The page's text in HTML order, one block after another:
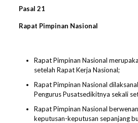
Pasal 21
Rapat Pimpinan Nasional
Rapat Pimpinan Nasional
setelah Rapat Kerja Nasional;
Rapat Pimpinan Nasional
Pengurus Pusatsedikitnya sekali
Rapat Pimpinan Nasional
keputusan-keputusan sepanjang